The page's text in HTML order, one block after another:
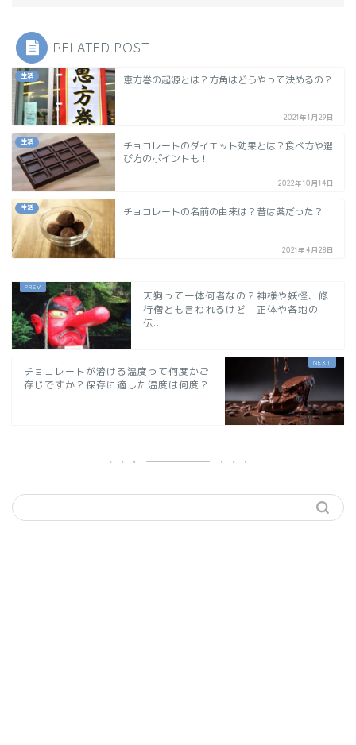
RELATED POST
生活 恵方巻の起源とは？方角はどうやって決めるの？
2021年1月29日
生活
チョコレートのダイエット効果とは？食べ方や選
び方のポイントも！
2022年10月14日
生活 チョコレートの名前の由来は？昔は薬だった？
2021年4月28日
天狗って一体何者なの？神様や妖怪、修
行僧とも言われるけど 正体や各地の
伝...
チョコレートが溶ける温度って何度かご
存じですか？保存に適した温度は何度？